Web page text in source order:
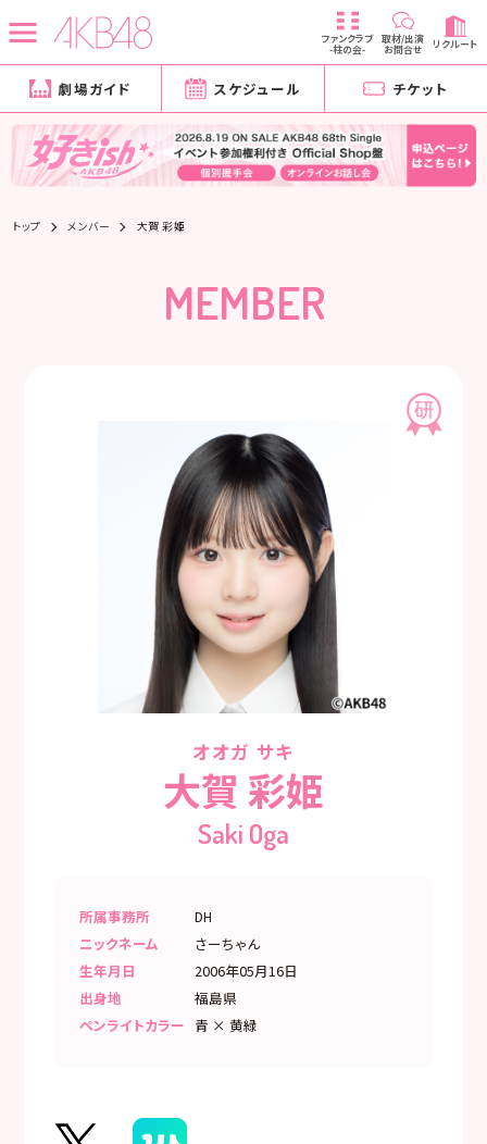
ファンクラブ
-柱の会-
取材/出演
お問合せ リクルート
劇場ガイド スケジュール チケット
トップ メンバー 大賀 彩姫
MEMBER
オオガ サキ
大賀 彩姫
Saki Oga
所属事務所
DH
ニックネーム
さーちゃん
生年月日
2006年05月16日
出身地
福島県
ペンライトカラー 青 × 黄緑